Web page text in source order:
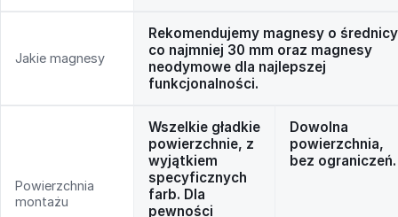
Jakie magnesy
Rekomendujemy magnesy o średnicy
co najmniej 30 mm oraz magnesy
neodymowe dla najlepszej
funkcjonalności.
Powierzchnia
montażu
Wszelkie gładkie
powierzchnie, z
wyjątkiem
specyficznych
farb. Dla
pewności
Dowolna
powierzchnia,
bez ograniczeń.